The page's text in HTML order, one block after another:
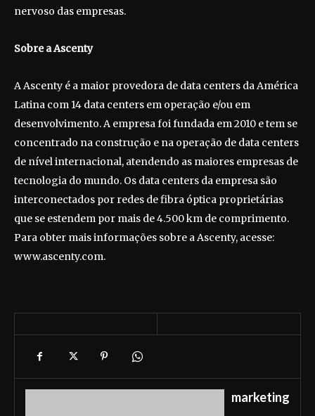
nervoso das empresas.
Sobre a Ascenty
A Ascenty é a maior provedora de data centers da América
Latina com 14 data centers em operação e/ou em
desenvolvimento. A empresa foi fundada em 2010 e tem se
concentrado na construção e na operação de data centers
de nível internacional, atendendo as maiores empresas de
tecnologia do mundo. Os data centers da empresa são
interconectados por redes de fibra óptica proprietárias
que se estendem por mais de 4.500 km de comprimento.
Para obter mais informações sobre a Ascenty, acesse:
www.ascenty.com.
marketing